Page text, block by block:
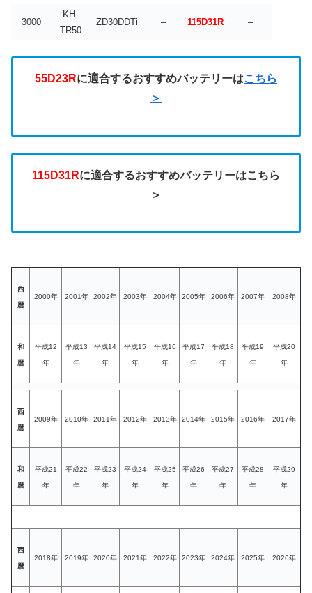
3000
KH-
TR50
ZD30DDTi – 115D31R –
55D23Rに適合するおすすめバッテリーはこちら
＞
115D31Rに適合するおすすめバッテリーはこちら
＞
西
暦
2000年 2001年 2002年 2003年 2004年 2005年 2006年 2007年 2008年
和
暦
平成12
年
平成13
年
平成14
年
平成15
年
平成16
年
平成17
年
平成18
年
平成19
年
平成20
年
西
暦
2009年 2010年 2011年 2012年 2013年 2014年 2015年 2016年 2017年
和
暦
平成21
年
平成22
年
平成23
年
平成24
年
平成25
年
平成26
年
平成27
年
平成28
年
平成29
年
西
暦
2018年 2019年 2020年 2021年 2022年 2023年 2024年 2025年 2026年